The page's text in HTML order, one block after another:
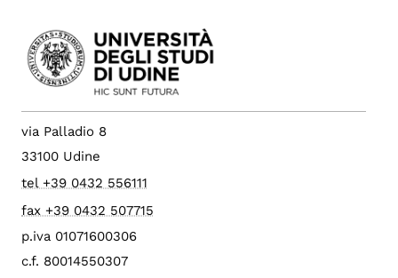
via Palladio 8
33100 Udine
tel +39 0432 556111
fax +39 0432 507715
p.iva 01071600306
c.f. 80014550307